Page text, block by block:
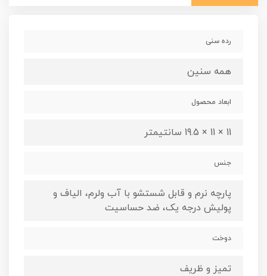
رده سنی
همه سنین
ابعاد محصول
11 × 11 × 19.5 سانتیمتر
جنس
پارچه نرم و قابل شستشو با آب ولرم، الیاف و
پولیش درجه یک، ضد حساسیت
دوخت
تمیز و ظریف